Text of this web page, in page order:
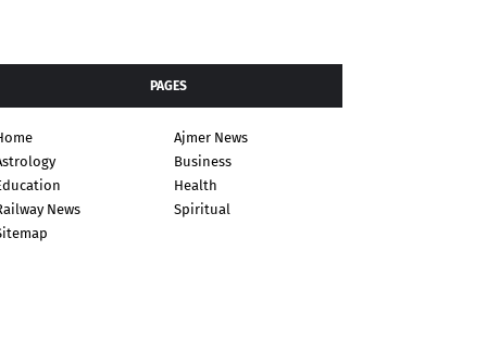
PAGES
Ajmer News
Business
Health
News
Spiritual